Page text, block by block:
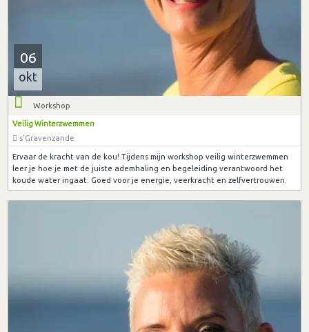
06
okt
Workshop
Veilig Winterzwemmen
s'Gravenzande
Ervaar de kracht van de kou! Tijdens mijn workshop veilig winterzwemmen
leer je hoe je met de juiste ademhaling en begeleiding verantwoord het
koude water ingaat. Goed voor je energie, veerkracht en zelfvertrouwen.